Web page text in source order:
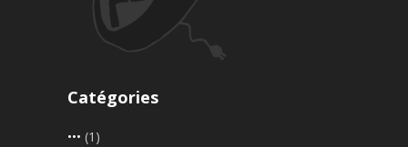
Catégories
••• (1)